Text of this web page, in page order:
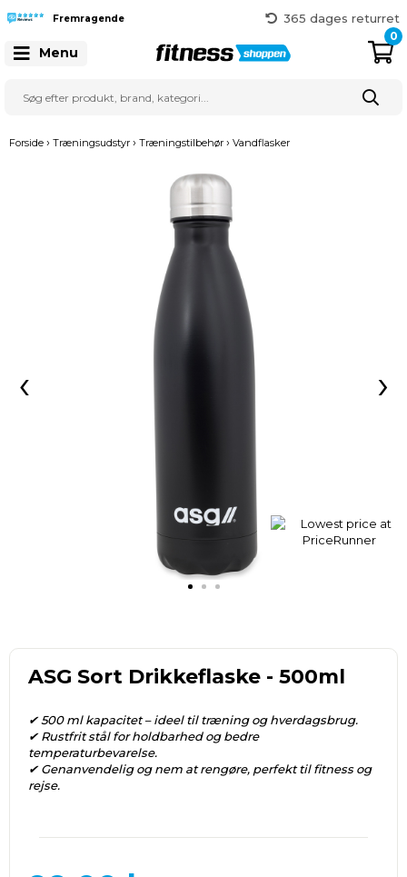
Gratis fragt over 999 kr.
41 128 128
Fremragende
Menu
0
Forside › Træningsudstyr › Træningstilbehør › Vandflasker
‹ ›
ASG Sort Drikkeflaske - 500ml
✔ 500 ml kapacitet – ideel til træning og hverdagsbrug.
✔ Rustfrit stål for holdbarhed og bedre
temperaturbevarelse.
✔ Genanvendelig og nem at rengøre, perfekt til fitness og
rejse.